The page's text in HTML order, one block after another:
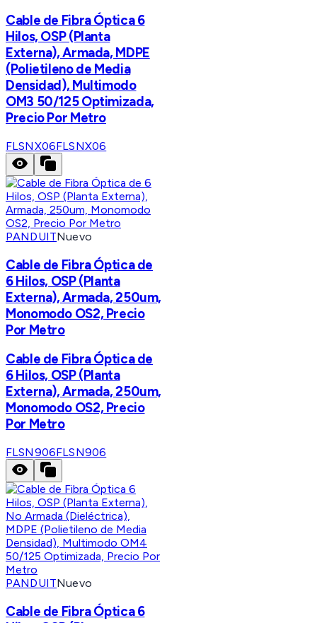
Cable de Fibra Óptica 6
Hilos, OSP (Planta
Externa), Armada, MDPE
(Polietileno de Media
Densidad), Multimodo
OM3 50/125 Optimizada,
Precio Por Metro
FLSNX06FLSNX06
PANDUITNuevo
Cable de Fibra Óptica de
6 Hilos, OSP (Planta
Externa), Armada, 250um,
Monomodo OS2, Precio
Por Metro
Cable de Fibra Óptica de
6 Hilos, OSP (Planta
Externa), Armada, 250um,
Monomodo OS2, Precio
Por Metro
FLSN906FLSN906
PANDUITNuevo
Cable de Fibra Óptica 6